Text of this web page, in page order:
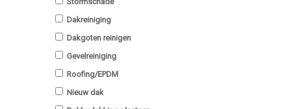
Dakreiniging
Dakgoten reinigen
Gevelreiniging
Roofing/EPDM
Nieuw dak